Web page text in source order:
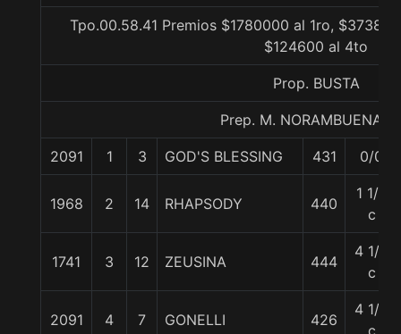
Tpo.00.58.41 Premios $1780000 al 1ro,
$124600 al 4to
Prop. BUSTA
Prep. M. NORAMBUENA
2091 1 3 GOD'S BLESSING 431 0/0
1968 2 14 RHAPSODY 440
1 1/2
c
1741 3 12 ZEUSINA 444
4 1/2
c
2091 4 7 GONELLI 426
4 1/2
c